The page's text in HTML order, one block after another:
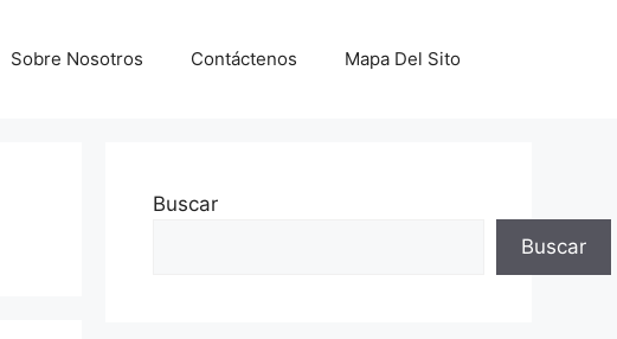
Sobre Nosotros Contáctenos Mapa Del Sito
Buscar
Buscar